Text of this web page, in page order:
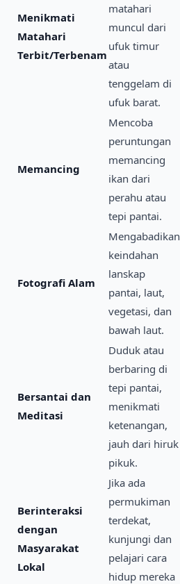
Menikmati
Matahari
Terbit/Terbenam
matahari
muncul dari
ufuk timur
atau
tenggelam di
ufuk barat.
Memancing
Mencoba
peruntungan
memancing
ikan dari
perahu atau
tepi pantai.
Fotografi Alam
Mengabadikan
keindahan
lanskap
pantai, laut,
vegetasi, dan
bawah laut.
Bersantai dan
Meditasi
Duduk atau
berbaring di
tepi pantai,
menikmati
ketenangan,
jauh dari hiruk
pikuk.
Berinteraksi
dengan
Masyarakat
Lokal
Jika ada
permukiman
terdekat,
kunjungi dan
pelajari cara
hidup mereka